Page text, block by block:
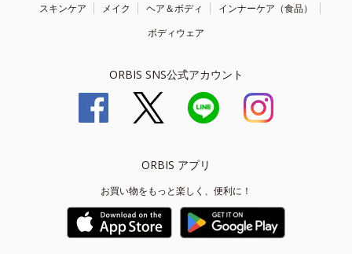
スキンケア メイク ヘア＆ボディ
インナーケア（食品）
ボディウェア
ORBIS SNS公式アカウント
ORBIS アプリ
お買い物をもっと楽しく、便利に！